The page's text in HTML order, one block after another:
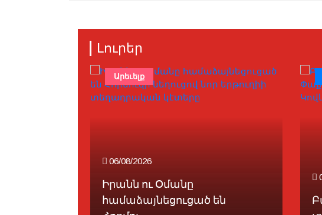
Լուրեր
06/08/2026
Իրանն ու Օմանը
համաձայնեցուցած են
Արեւելք